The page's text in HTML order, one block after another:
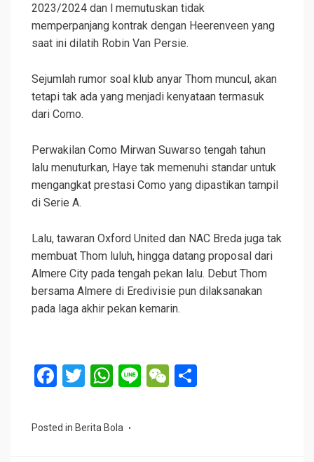
2023/2024 dan l memutuskan tidak
memperpanjang kontrak dengan Heerenveen yang
saat ini dilatih Robin Van Persie.
Sejumlah rumor soal klub anyar Thom muncul, akan
tetapi tak ada yang menjadi kenyataan termasuk
dari Como.
Perwakilan Como Mirwan Suwarso tengah tahun
lalu menuturkan, Haye tak memenuhi standar untuk
mengangkat prestasi Como yang dipastikan tampil
di Serie A.
Lalu, tawaran Oxford United dan NAC Breda juga tak
membuat Thom luluh, hingga datang proposal dari
Almere City pada tengah pekan lalu. Debut Thom
bersama Almere di Eredivisie pun dilaksanakan
pada laga akhir pekan kemarin.
F
ce
T
tt
W
at
Li
W
Posted in Berita Bola